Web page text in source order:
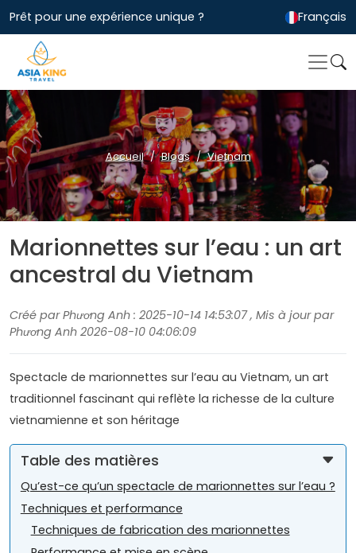
Prêt pour une expérience unique ? Français
Accueil Blogs Vietnam
Marionnettes sur l’eau : un art
ancestral du Vietnam
Créé par Phương Anh : 2025-10-14 14:53:07 , Mis à jour par
Phương Anh 2026-08-10 04:06:09
Spectacle de marionnettes sur l’eau au Vietnam, un art
traditionnel fascinant qui reflète la richesse de la culture
vietnamienne et son héritage
Table des matières
Qu’est-ce qu’un spectacle de marionnettes sur l’eau ?
Techniques et performance
Techniques de fabrication des marionnettes